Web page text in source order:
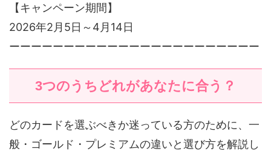
【キャンペーン期間】
2026年2月5日～4月14日
ーーーーーーーーーーーーーーーーーーーーーーー
3つのうちどれがあなたに合う？
どのカードを選ぶべきか迷っている方のために、一
般・ゴールド・プレミアムの違いと選び方を解説し